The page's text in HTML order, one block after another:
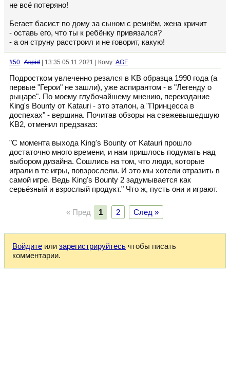
не всё потеряно!
Бегает басист по дому за сыном с ремнём, жена кричит
- оставь его, что ты к ребёнку привязался?
- а он струну расстроил и не говорит, какую!
#50 Aspid | 13:35 05.11.2021 | Кому: AGF
Подростком увлеченно резался в KB образца 1990 года (а
первые "Герои" не зашли), уже аспирантом - в "Легенду о
рыцаре". По моему глубочайшему мнению, переиздание
King's Bounty от Katauri - это эталон, а "Принцесса в
доспехах" - вершина. Почитав обзоры на свежевышедшую
KB2, отменил предзаказ:
"С момента выхода King's Bounty от Katauri прошло
достаточно много времени, и нам пришлось подумать над
выбором дизайна. Сошлись на том, что люди, которые
играли в те игры, повзрослели. И это мы хотели отразить в
самой игре. Ведь King's Bounty 2 задумывается как
серьёзный и взрослый продукт." Что ж, пусть они и играют.
« Пред 1 2 След »
Войдите или зарегистрируйтесь чтобы писать
комментарии.